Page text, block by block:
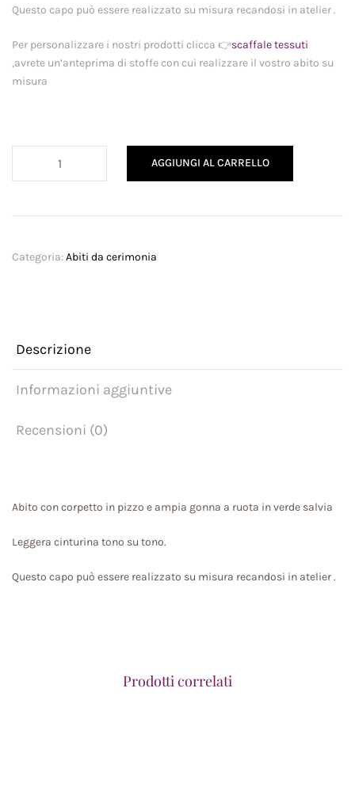
Questo capo può essere realizzato su misura recandosi in atelier .
Per personalizzare i nostri prodotti clicca 👉scaffale tessuti
,avrete un’anteprima di stoffe con cui realizzare il vostro abito su
misura
AGGIUNGI AL CARRELLO
Categoria:Abiti da cerimonia
Descrizione
Informazioni aggiuntive
Recensioni (0)
Abito con corpetto in pizzo e ampia gonna a ruota in verde salvia
Leggera cinturina tono su tono.
Questo capo può essere realizzato su misura recandosi in atelier .
Prodotti correlati